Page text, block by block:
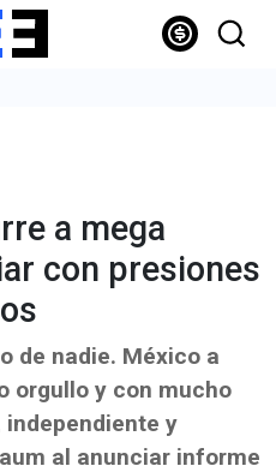
a mega
con presiones
de nadie. México a
orgullo y con mucho
y
al anunciar informe